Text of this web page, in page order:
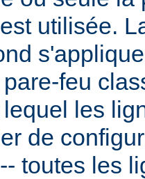
utilisée.
feu
les
de
toutes les